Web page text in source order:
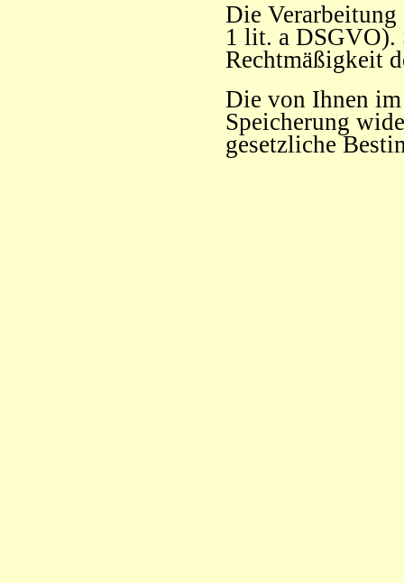
Die
1 lit. a DSGVO).
Rechtmäßigkeit
Die von Ihnen
Speicherung
gesetzliche